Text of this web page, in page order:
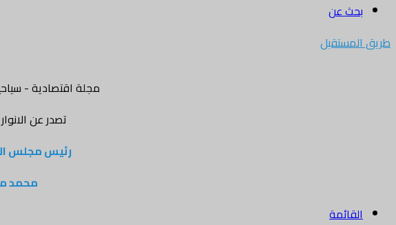
بحث عن
طريق المستقبل
مجلة اقتصادية -
تصدر عن
رئيس مجلس
محمد
القائمة